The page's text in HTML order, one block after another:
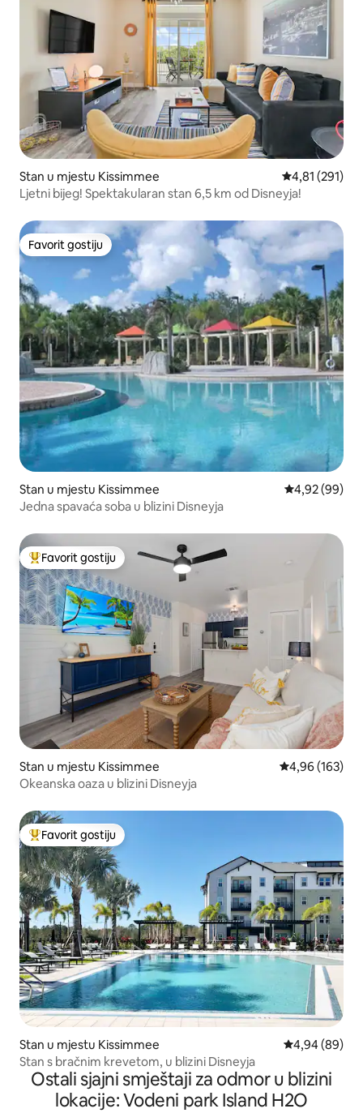
Stan u mjestu Kissimmee Prosječna
4,81 (291)
Ljetni bijeg! Spektakularan stan 6,5 km od Disneyja!
Favorit gostiju
Favorit gostiju
Stan u mjestu Kissimmee Prosječna
4,92 (99)
Jedna spavaća soba u blizini Disneyja
Glavni favorit gostiju
Favorit gostiju
Stan u mjestu Kissimmee Prosječna
4,96 (163)
Okeanska oaza u blizini Disneyja
Glavni favorit gostiju
Favorit gostiju
Stan u mjestu Kissimmee Prosječna
4,94 (89)
Stan s bračnim krevetom, u blizini Disneyja
Ostali sjajni smještaji za odmor u blizini
lokacije: Vodeni park Island H2O